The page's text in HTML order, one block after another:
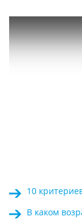
10
В каком